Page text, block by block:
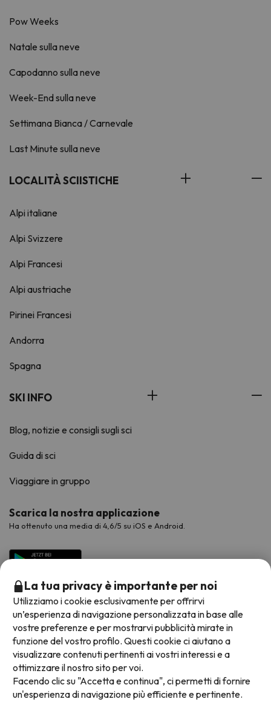
Pow Weeks
Natale sulla neve
Capodanno sulla neve
Week-End sulla neve
Settimana Bianca / Carnevale
Last Minute sulla neve
LOCALITÀ SCIISTICHE
Alpi italiane
Alpi Svizzere
Alpi Francesi
Alpi austriache
Pirinei Francesi
Andorra
Spagna
SKI INFO
Blog, notizie e consigli sugli sci
Guida di sci
Viaggiare in gruppo
Scarica la nostra applicazione
Ha ottenuto una media di 4,6/5 su iOS e Android.
Metodi di pagamento disponibili
La tua privacy è importante per noi
Utilizziamo i cookie esclusivamente per offrirvi
un’esperienza di navigazione personalizzata in base alle
vostre preferenze e per mostrarvi pubblicità mirate in
funzione del vostro profilo. Questi cookie ci aiutano a
visualizzare contenuti pertinenti ai vostri interessi e a
ottimizzare il nostro sito per voi.
Facendo clic su "Accetta e continua", ci permetti di fornire
un'esperienza di navigazione più efficiente e pertinente.